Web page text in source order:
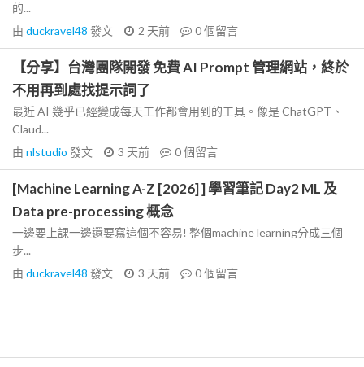
的...
由 duckravel48 發文 2 天前 0個留言
【分享】台灣團隊開發 免費 AI Prompt 管理網站，終於
不用再到處找提示詞了
最近 AI 幾乎已經變成每天工作都會用到的工具。像是 ChatGPT、
Claud...
由 nlstudio 發文 3 天前 0個留言
[Machine Learning A-Z [2026] ] 學習筆記 Day2 ML 及
Data pre-processing 概念
一邊要上課一邊還要寫這個不容易! 整個machine learning分成三個
步...
由 duckravel48 發文 3 天前 0個留言